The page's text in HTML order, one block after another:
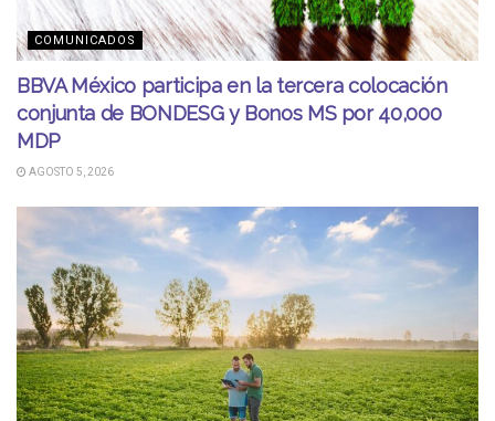
COMUNICADOS
BBVA México participa en la tercera colocación
conjunta de BONDESG y Bonos MS por 40,000
MDP
AGOSTO 5, 2026